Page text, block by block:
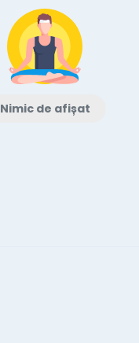
Nimic de afișat